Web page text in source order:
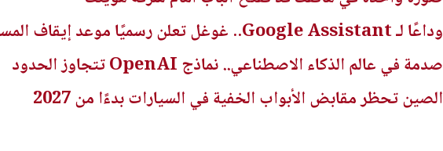
وداعًا لـ Google Assistant.. غوغل تعلن رسميًا موعد إيقاف المساعد الذكي
صدمة في عالم الذكاء الاصطناعي.. نماذج OpenAI تتجاوز الحدود
الصين تحظر مقابض الأبواب الخفية في السيارات بدءًا من 2027